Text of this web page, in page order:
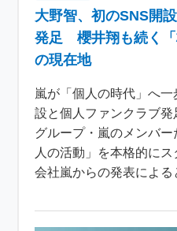
大野智、初のSNS開
発足 櫻井翔も続く「
の現在地
嵐が「個人の時代」へ
設と個人ファンクラブ
グループ・嵐のメンバ
人の活動」を本格的に
会社嵐からの発表によ